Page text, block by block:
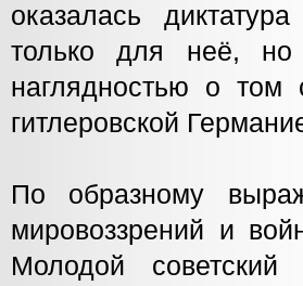
оказалась
только для неё,
наглядностью о том
гитлеровской
По образному
мировоззрений и
Молодой